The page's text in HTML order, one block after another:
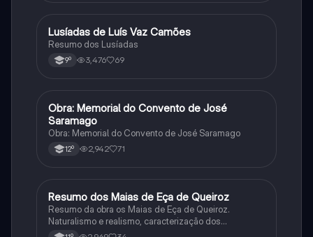
Português
Lusíadas de Luís Vaz Camões
Resumo dos Lusíadas
9º 3,476 69
Português
Obra: Memorial do Convento de José
Saramago
Obra: Memorial do Convento de José Saramago
12º 2,942 71
Português
Resumo dos Maias de Eça de Queiroz
Resumo da obra os Maias de Eça de Queiroz.
Naturalismo e realismo, caracterização dos
personagens e contexto histórico.